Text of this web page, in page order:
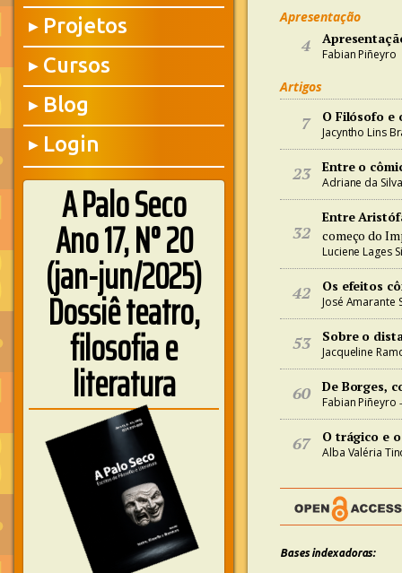
▶ Projetos
▶ Cursos
▶ Blog
▶ Login
A Palo Seco
Ano 17, N° 20
(jan-jun/2025)
Dossiê teatro,
filosofia e
literatura
Apresentação
4 Fabian Piñeyro
Artigos
7 O Filósofo e
Jacyntho Lins
23 Entre o
Adriane da
32
Entre
começo do
Luciene Lages
42 Os efeitos
José Amarante
53 Sobre o
Jacqueline
60 De Borges,
Fabian Piñeyro
67 O trágico e
Alba Valéria
Bases indexadoras: